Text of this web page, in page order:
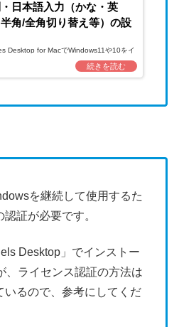
日本語入力（かな・英
角/全角切り替え等）の設
Desktop for MacでWindows11や10をイ
違っていたり、「かな」「英数」キーが使
場合があります。また、Mac...
を継続して使用するた
証が必要です。
Desktop」でインストー
、ライセンス認証の方法は
いるので、参考にしてくだ